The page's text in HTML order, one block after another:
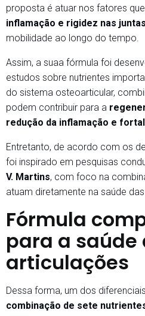
proposta é atuar nos fatores
inflamação e rigidez nas juntas
mobilidade ao longo do tempo.
Assim, a suaa fórmula foi
estudos sobre nutrientes
do sistema osteoarticular,
podem contribuir para a
redução da inflamação e
Entretanto, de acordo com os
foi inspirado em pesquisas
V. Martins, com foco na
atuam diretamente na saúde
Fórmula
para a saúde
articulações
Dessa forma, um dos
combinação de sete